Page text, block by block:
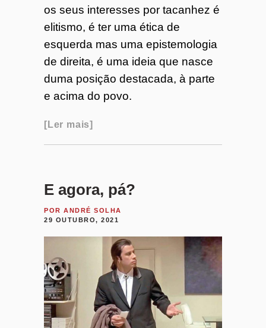
os seus interesses por tacanhez é
elitismo, é ter uma ética de
esquerda mas uma epistemologia
de direita, é uma ideia que nasce
duma posição destacada, à parte
e acima do povo.
Ler mais
E agora, pá?
POR ANDRÉ SOLHA
29 OUTUBRO, 2021